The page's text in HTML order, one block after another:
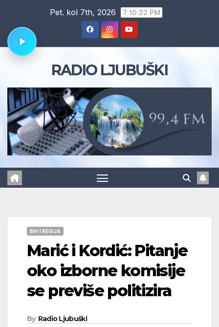
content
Pet. kol 7th, 2026 7:10:23 PM
RADIO LJUBUŠKI
BIH I REGIJA
Marić i Kordić: Pitanje
oko izborne komisije
se previše politizira
By Radio Ljubuški